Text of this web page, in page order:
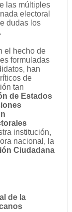
las múltiples
electoral
dudas los
el hecho de
formuladas
han
de
tan
de Estados
institución,
nacional, la
Ciudadana
de la